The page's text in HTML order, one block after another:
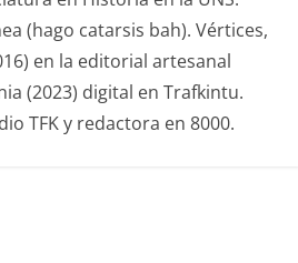
(hago catarsis bah). Vértices,
en la editorial artesanal
(2023) digital en Trafkintu.
TFK y redactora en 8000.